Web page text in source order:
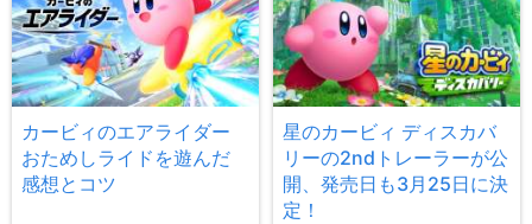
カービィのエアライダー
おためしライドを遊んだ
感想とコツ
星のカービィ ディスカバ
リーの2ndトレーラーが公
開、発売日も3月25日に決
定！